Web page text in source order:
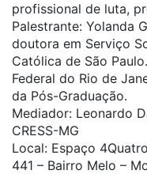
profissional de luta,
Palestrante: Yolanda
doutora em Serviço
Católica de São
Federal do Rio de
da Pós-Graduação.
Mediador: Leonardo
CRESS-MG
Local: Espaço
441 – Bairro Melo –